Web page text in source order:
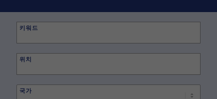
키워드
typing
suggestions.
위치
국가